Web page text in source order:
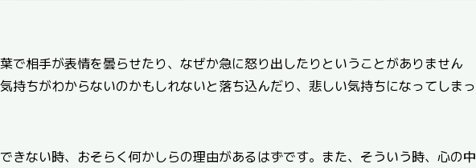
で相手が表情を曇らせたり、なぜか急に怒り出したりということがありません
持ちがわからないのかもしれないと落ち込んだり、悲しい気持ちになってしまっ
きない時、おそらく何かしらの理由があるはずです。また、そういう時、心の中